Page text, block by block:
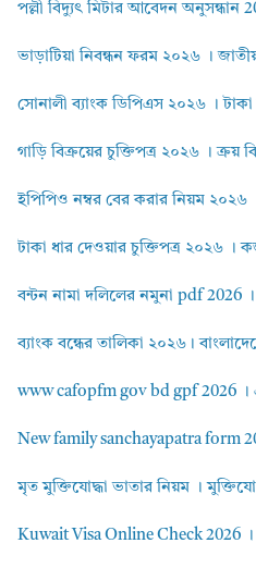
পল্লী বিদ্যুৎ মিটার আবেদন অনুসন্ধান
ভাড়াটিয়া নিবন্ধন ফরম ২০২৬ ।
সোনালী ব্যাংক ডিপিএস ২০২৬ ।
গাড়ি বিক্রয়ের চুক্তিপত্র ২০২৬ । ক্রয়
ইপিপিও নম্বর বের করার নিয়ম
টাকা ধার দেওয়ার চুক্তিপত্র ২০২৬ ।
বন্টন নামা দলিলের নমুনা pdf 2026 ।
ব্যাংক বন্ধের তালিকা ২০২৬।
www cafopfm gov bd gpf 2026
New family sanchayapatra form
মৃত মুক্তিযোদ্ধা ভাতার নিয়ম ।
Kuwait Visa Online Check 2026